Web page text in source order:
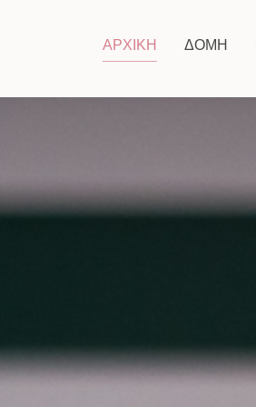
ΑΡΧΙΚΗ ΔΟΜΉ